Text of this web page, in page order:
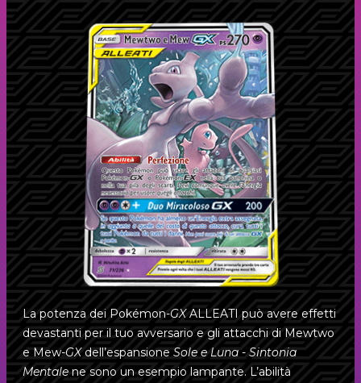
La potenza dei Pokémon-GXALLEATI può avere effetti
devastanti per il tuo avversario e gli attacchi di Mewtwo
e Mew-GXdell’espansioneSole e Luna - Sintonia
Mentale ne sono un esempio lampante. L’abilità
Pokémon (16)
2 Mewtwo e Mew-GX
3 Porygon-Z
3 Porygon
Porygon Comunicazione Pokémon
AMÉRICA LATINA
BRASIL